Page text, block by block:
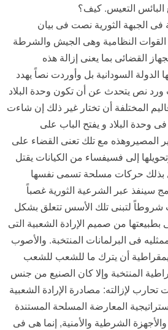
البائس التعيس. كيف؟
فى الجبهة الثورية نصت فى بيان
القوات النظامية وهى الجيش والشرطة
القضائى بما يعنى إزالة هذه
السودانية بل وأوردت نصاً يهدد
ورد نص يتحدث عن أن تكون وحدة البلاد
المختلفة أن تختار غير ذلك إن شاءت
وحدة البلاد و يفتح الباب على
المصيروهذه مع تلك تعنى القضاء على
إلى فسيفساء من الكيانات يقتل
بذلك حركات مسلحة تسمى نفسها
سينفذ عبر الشرعية الثورية غصباً
شروطاً لتبنى تلك الأسس تتعلق بشكل
بطبيعتها من صميم الإرادة الشعبية التى
فى البرلمانات المنتخبة. والأصوب
أن يترك ما للشعب للشعب
المنتخبة وإلا كان الصنيع من جنس
لإزالته: مصادرة الإرادة الشعبية
المعارضة المسلحة المستندة
الشرطية والأمنية, إنما هى فى